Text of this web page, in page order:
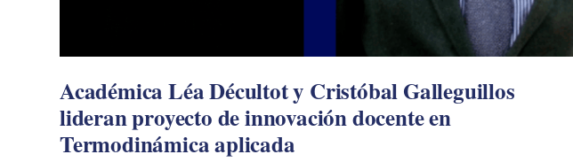
Académica Léa Décultot y Cristóbal Galleguillos
lideran proyecto de innovación docente en
Termodinámica aplicada